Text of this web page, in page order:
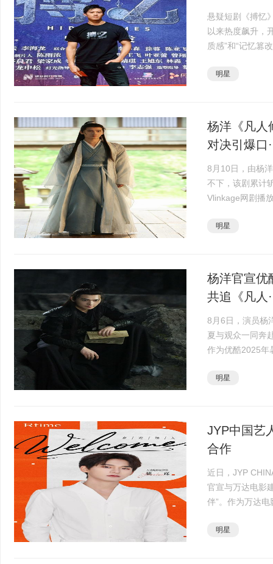
悬疑短剧《搏忆
以来热度飙升，
质感”和“记忆篡
港导演彭···
明星
杨洋《凡人
对决引爆口
8月10日，由杨
不下，该剧累计
Vlinkage网剧播
角色。本周剧情
明星
杨洋官宣优
共追《凡人
8月6日，演员杨
夏与观众一同奔
作为优酷2025年
步步踏上修仙之
明星
JYP中国艺
合作
近日，JYP
官宣与万达电影
伴”。作为万达
潜力。7月16日，
明星